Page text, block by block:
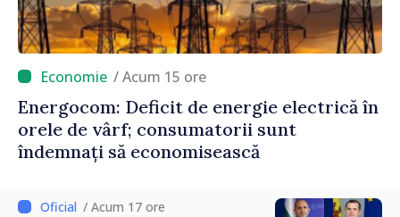
/ Acum 15 ore
Energocom: Deficit de energie electrică în
orele de vârf; consumatorii sunt
îndemnați să economisească
/ Acum 17 ore